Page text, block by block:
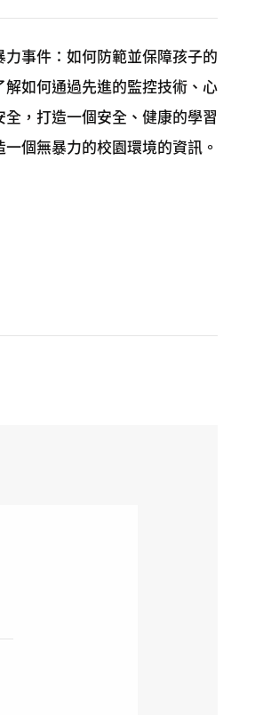
事件：如何防範並保障孩子的
如何通過先進的監控技術、心
，打造一個安全、健康的學習
個無暴力的校園環境的資訊。